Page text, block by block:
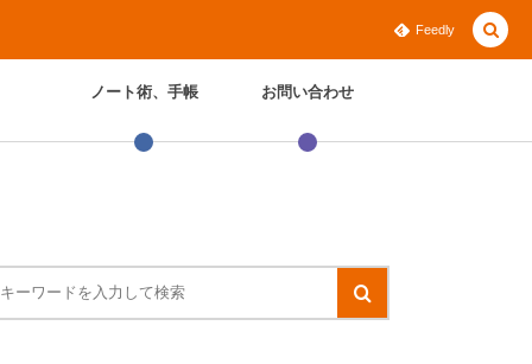
Feedly
ノート術、手帳 お問い合わせ